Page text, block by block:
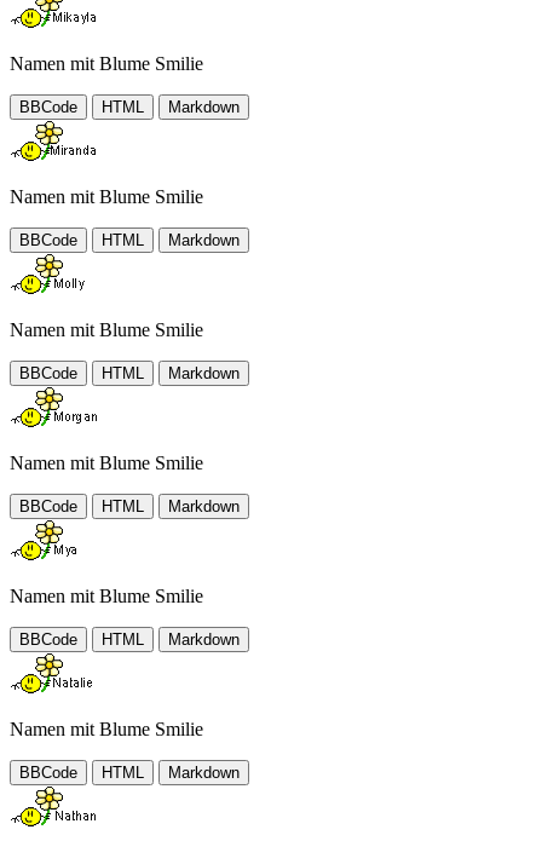
Namen mit Blume Smilie
BBCode HTML Markdown
Namen mit Blume Smilie
BBCode HTML Markdown
Namen mit Blume Smilie
BBCode HTML Markdown
Namen mit Blume Smilie
BBCode HTML Markdown
Namen mit Blume Smilie
BBCode HTML Markdown
Namen mit Blume Smilie
BBCode HTML Markdown